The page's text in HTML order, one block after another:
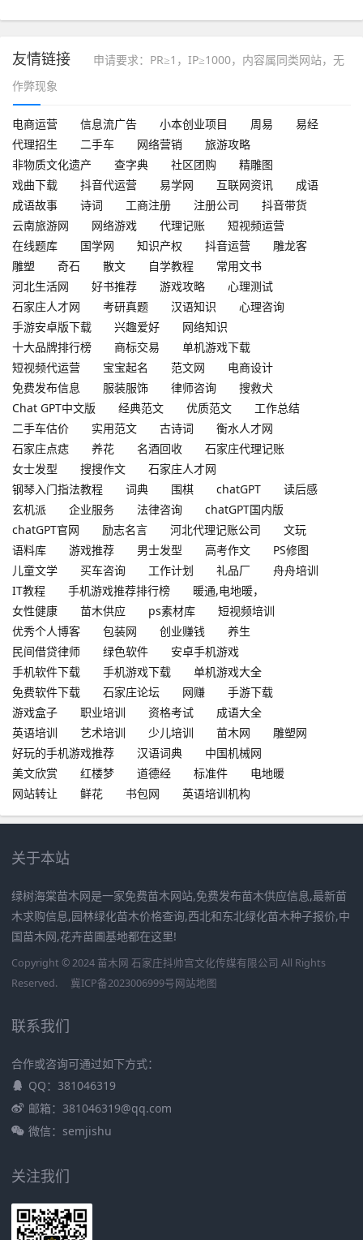
友情链接
申请要求：PR≥1，IP≥1000，内容属同类网站，无
作弊现象
电商运营 信息流广告 小本创业项目 周易
易经
代理招生
二手车 网络营销
旅游攻略
非物质文化遗产
查字典 社区团购
精雕图
戏曲下载
抖音代运营 易学网 互联网资讯
成语
成语故事
诗词 工商注册 注册公司
抖音带货
云南旅游网
网络游戏 代理记账
短视频运营
在线题库
国学网 知识产权 抖音运营
雕龙客
雕塑
奇石 散文 自学教程
常用文书
河北生活网
好书推荐 游戏攻略
心理测试
石家庄人才网
考研真题 汉语知识
心理咨询
手游安卓版下载
兴趣爱好
网络知识
十大品牌排行榜
商标交易
单机游戏下载
短视频代运营
宝宝起名 范文网
电商设计
免费发布信息
服装服饰 律师咨询
搜救犬
Chat GPT中文版
经典范文 优质范文
工作总结
二手车估价
实用范文 古诗词
衡水人才网
石家庄点痣
养花 名酒回收
石家庄代理记账
女士发型
搜搜作文
石家庄人才网
钢琴入门指法教程
词典 围棋 chatGPT
读后感
玄机派
企业服务 法律咨询
chatGPT国内版
chatGPT官网
励志名言 河北代理记账公司
文玩
语料库
游戏推荐 男士发型 高考作文
PS修图
儿童文学
买车咨询 工作计划 礼品厂
舟舟培训
IT教程
手机游戏推荐排行榜
暖通,电地暖，
女性健康
苗木供应 ps素材库
短视频培训
优秀个人博客
包装网 创业赚钱
养生
民间借贷律师
绿色软件
安卓手机游戏
手机软件下载
手机游戏下载
单机游戏大全
免费软件下载
石家庄论坛 网赚
手游下载
游戏盒子
职业培训 资格考试
成语大全
英语培训
艺术培训 少儿培训 苗木网
雕塑网
好玩的手机游戏推荐
汉语词典
中国机械网
美文欣赏
红楼梦 道德经 标准件
电地暖
网站转让
鲜花 书包网 英语培训机构
关于本站
绿树海棠苗木网是一家免费苗木网站,免费发布苗木供应信息,最新苗
木求购信息,园林绿化苗木价格查询,西北和东北绿化苗木种子报价,中
国苗木网,花卉苗圃基地都在这里!
Copyright © 2024 苗木网 石家庄抖帅宫文化传媒有限公司 All Rights
Reserved.
冀ICP备2023006999号网站地图
联系我们
合作或咨询可通过如下方式：
QQ：381046319
邮箱：381046319@qq.com
微信：semjishu
关注我们